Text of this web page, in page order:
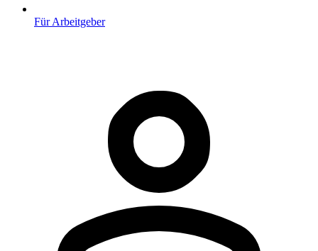
Für Arbeitgeber